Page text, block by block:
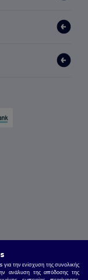
την ενίσχυση της συνολικής
ανάλυση της απόδοσης της